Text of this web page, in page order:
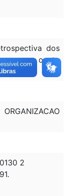
dos
acesse o ato
2